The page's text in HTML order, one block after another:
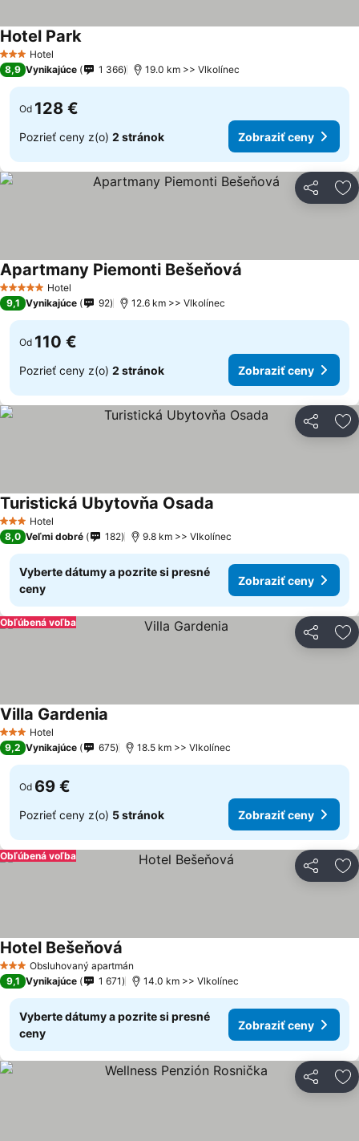
3 Počet hviezdičiek
Hotel
Hotel Park
8,9 Vynikajúce 1 366 19.0 km >> Vlkolínec
Od 128 €
Pozrieť ceny z(o) 2 stránok Zobraziť ceny
Zdieľať
5 Počet hviezdičiek
Hotel
Apartmany Piemonti Bešeňová
9,1 Vynikajúce 92 12.6 km >> Vlkolínec
Od 110 €
Pozrieť ceny z(o) 2 stránok Zobraziť ceny
Zdieľať
3 Počet hviezdičiek
Hotel
Turistická Ubytovňa Osada
8,0 Veľmi dobré 182 9.8 km >> Vlkolínec
Vyberte dátumy a pozrite si presné
ceny
Zobraziť ceny
Zdieľať
Obľúbená voľba
3 Počet hviezdičiek
Hotel
Villa Gardenia
9,2 Vynikajúce 675 18.5 km >> Vlkolínec
Od 69 €
Pozrieť ceny z(o) 5 stránok Zobraziť ceny
Zdieľať
Obľúbená voľba
3 Počet hviezdičiek
Obsluhovaný apartmán
Hotel Bešeňová
9,1 Vynikajúce 1 671 14.0 km >> Vlkolínec
Vyberte dátumy a pozrite si presné
ceny
Zobraziť ceny
Zdieľať